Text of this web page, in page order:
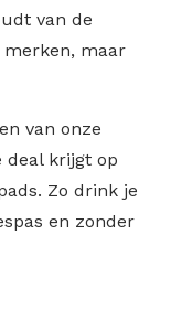
van de
maar
van onze
deal krijgt op
Zo drink je
en zonder